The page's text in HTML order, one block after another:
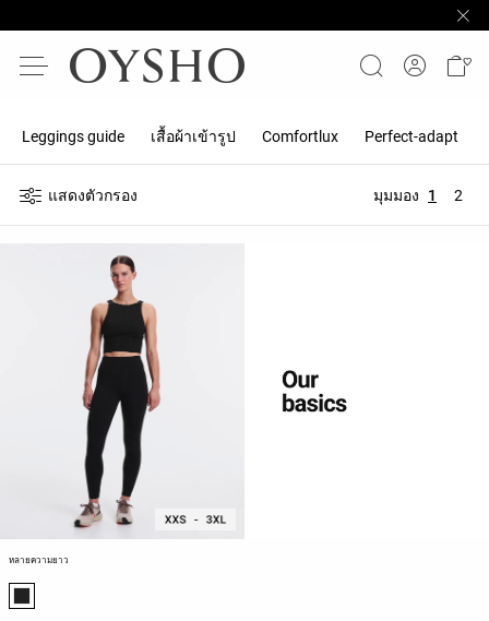
Leggings guide เสื้อผ้าเข้ารูป Comfortlux Perfect-adapt
แสดงตัวกรอง มุมมอง 1 2
หลายความยาว
รายการสีสินค้า